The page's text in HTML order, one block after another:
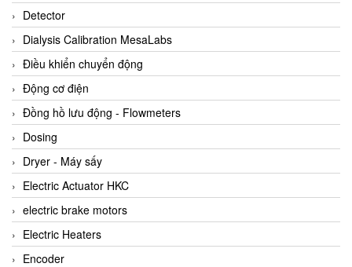
Altech
Amarillo Gear
Ametek
AMPTRON Vietnam
AND Vietnam
ANDERSON-NEGELE
ANDILOG Technologies Vietnam
Anritsu
ANTEC S.A
Antico pumps
Anybus/ HMS
Detector
Dialysis Calibration MesaLabs
Điều khiển chuyển động
Động cơ điện
Đồng hồ lưu động - Flowmeters
Dosing
Dryer - Máy sấy
Electric Actuator HKC
electric brake motors
Electric Heaters
Encoder